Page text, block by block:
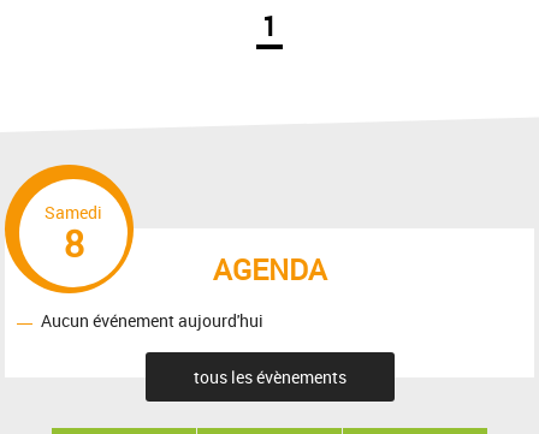
1
AGENDA
Samedi
8
Aucun événement aujourd'hui
tous les évènements